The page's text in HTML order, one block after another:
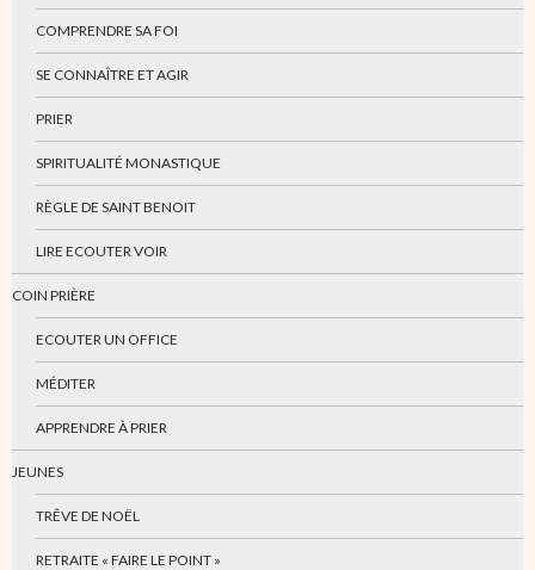
COMPRENDRE SA FOI
SE CONNAÎTRE ET AGIR
PRIER
SPIRITUALITÉ MONASTIQUE
RÈGLE DE SAINT BENOIT
LIRE ECOUTER VOIR
COIN PRIÈRE
ECOUTER UN OFFICE
MÉDITER
APPRENDRE À PRIER
JEUNES
TRÊVE DE NOËL
RETRAITE « FAIRE LE POINT »